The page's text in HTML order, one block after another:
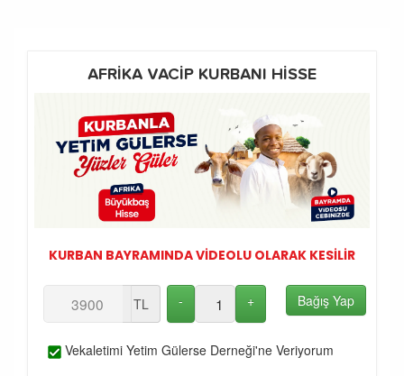
AFRİKA VACİP KURBANI HİSSE
KURBAN BAYRAMINDA VİDEOLU OLARAK KESİLİR
TL - + Bağış Yap
Vekaletimi Yetim Gülerse Derneği'ne Veriyorum